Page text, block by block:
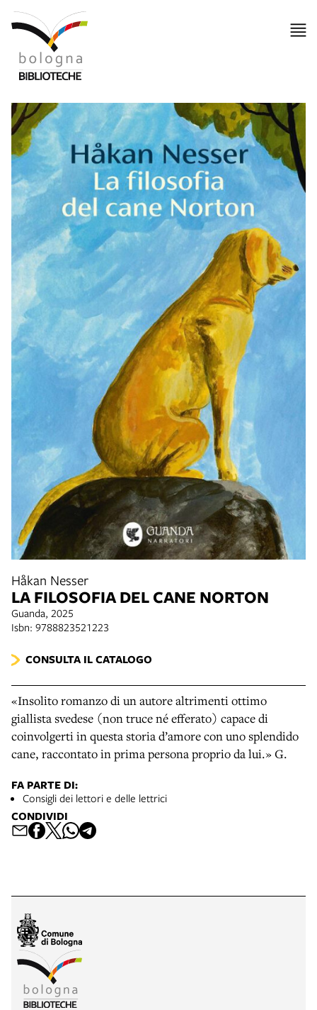
Håkan Nesser
LA FILOSOFIA DEL CANE NORTON
Guanda, 2025
Isbn: 9788823521223
CONSULTA IL CATALOGO
«Insolito romanzo di un autore altrimenti ottimo
giallista svedese (non truce né efferato) capace di
coinvolgerti in questa storia d’amore con uno splendido
cane, raccontato in prima persona proprio da lui.» G.
FA PARTE DI:
Consigli dei lettori e delle lettrici
CONDIVIDI